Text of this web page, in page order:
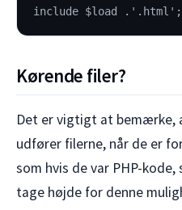
include $load .'.html';
Kørende filer?
Det er vigtigt at bemærke,
udfører filerne, når de er
som hvis de var PHP-
tage højde for denne